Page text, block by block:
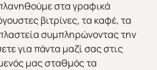
στα γραφικά
βιτρίνες, τα καφέ, τα
συμπληρώνοντας την
για πάντα μαζί σας στις
μας σταθμός τα